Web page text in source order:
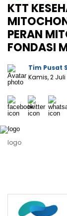
KTT
PERAN
FONDASI
Tim Pusat
Kamis, 2 Juli
logo